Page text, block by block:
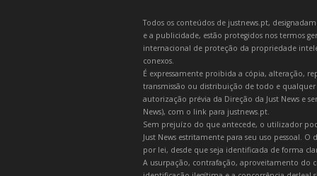
Todos os conteúdos de justnews.pt,
e a publicidade, estão protegidos nos termos
internacional de proteção da propriedade
conexos.
É expressamente proibida a cópia, alteração,
transmissão ou distribuição de todo e
autorização prévia da Direção da Just News e
News), com o link para justnews.pt.
Sem prejuízo do que antecede, o utilizador
Just News estritamente para seu uso pessoal.
por lei, desde que seja identificada de forma
A usurpação, contrafação, aproveitamento do